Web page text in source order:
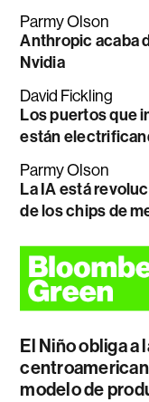
Parmy Olson
Anthropic acaba
Nvidia
David Fickling
Los puertos que
están
Parmy Olson
La IA está
de los chips de
El Niño obliga
modelo de